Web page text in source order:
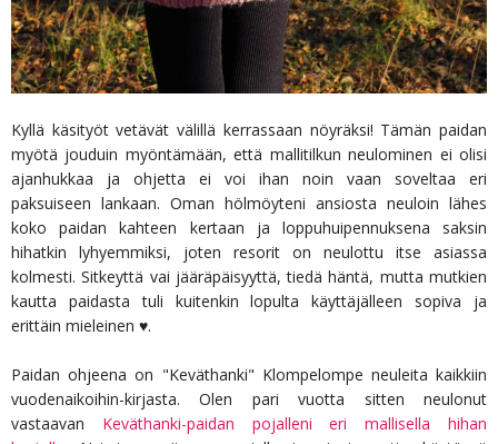
Kyllä käsityöt vetävät välillä kerrassaan nöyräksi! Tämän paidan
myötä jouduin myöntämään, että mallitilkun neulominen ei olisi
ajanhukkaa ja ohjetta ei voi ihan noin vaan soveltaa eri
paksuiseen lankaan. Oman hölmöyteni ansiosta neuloin lähes
koko paidan kahteen kertaan ja loppuhuipennuksena saksin
hihatkin lyhyemmiksi, joten resorit on neulottu itse asiassa
kolmesti. Sitkeyttä vai jääräpäisyyttä, tiedä häntä, mutta mutkien
kautta paidasta tuli kuitenkin lopulta käyttäjälleen sopiva ja
erittäin mieleinen ♥.
Paidan ohjeena on "Keväthanki" Klompelompe neuleita kaikkiin
vuodenaikoihin-kirjasta. Olen pari vuotta sitten neulonut
vastaavan Keväthanki-paidan pojalleni eri mallisella hihan